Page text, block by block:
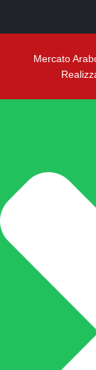
Mercato